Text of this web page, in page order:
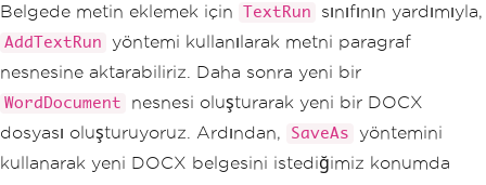
// Create a new Word docum
ent with the paragraph.
WordDocument
new
// Export and save the DOC
X file to the specified path.
            doc
. SaveAs("document.doc
Belgede metin eklemek için TextRun sınıfının yardımıyla,
AddTextRun
yöntemi kullanılarak metni paragraf
nesnesine aktarabiliriz. Daha sonra yeni bir
WordDocument
nesnesi oluşturarak yeni bir DOCX
dosyası oluşturuyoruz. Ardından,
SaveAs
yöntemini
kullanarak yeni DOCX belgesini istediğimiz konumda